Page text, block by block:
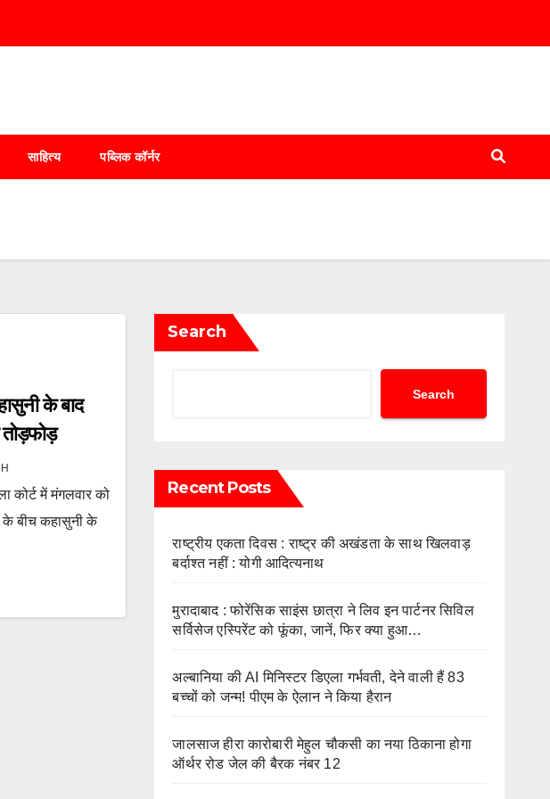
साहित्य पब्लिक कॉर्नर
के बाद
तोड़फोड़
कोर्ट में मंगलवार को
के बीच कहासुनी के
Search
Search
Recent Posts
राष्ट्रीय एकता दिवस : राष्ट्र की अखंडता के साथ खिलवाड़
बर्दाश्त नहीं : योगी आदित्यनाथ
मुरादाबाद : फोरेंसिक साइंस छात्रा ने लिव इन पार्टनर सिविल
सर्विसेज एस्पिरेंट को फूंका, जानें, फिर क्या हुआ…
अल्बानिया की AI मिनिस्‍टर डिएला गर्भवती, देने वाली हैं 83
बच्चों को जन्‍म! पीएम के ऐलान ने किया हैरान
जालसाज हीरा कारोबारी मेहुल चौकसी का नया ठिकाना होगा
ऑर्थर रोड जेल की बैरक नंबर 12